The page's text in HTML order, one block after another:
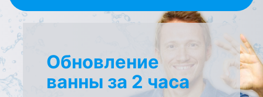
Обновление
ванны за 2 часа